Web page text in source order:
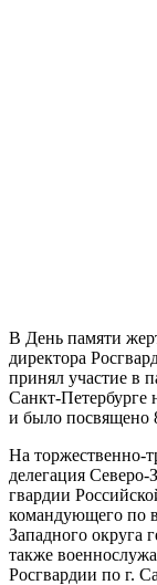
В День памяти
директора
принял участие в
Санкт-Петербурге
и было посвящено
На торжественно-
делегация
гвардии
командующего по
Западного округа
также
Росгвардии по г.